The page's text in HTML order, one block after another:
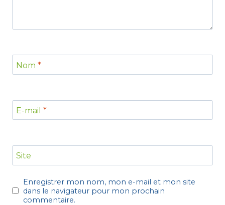
Nom *
E-mail *
Site
Enregistrer mon nom, mon e-mail et mon site
dans le navigateur pour mon prochain
commentaire.